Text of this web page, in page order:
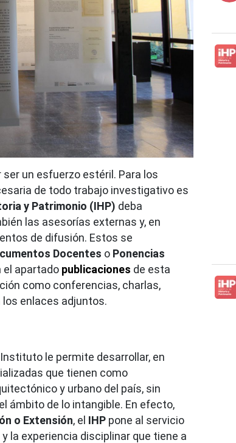
un esfuerzo estéril. Para los
de todo trabajo investigativo es
y Patrimonio (IHP) deba
las asesorías externas y, en
de difusión. Estos se
Docentes o Ponencias
el apartado publicaciones de esta
como conferencias, charlas,
enlaces adjuntos.
le permite desarrollar, en
que tienen como
y urbano del país, sin
ámbito de lo intangible. En efecto,
o Extensión, el IHP pone al servicio
la experiencia disciplinar que tiene a